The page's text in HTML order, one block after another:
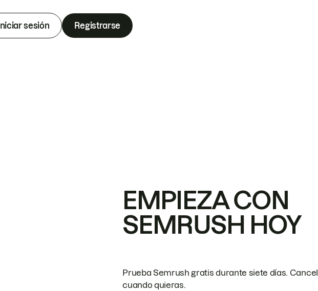
Iniciar sesión Registrarse
EMPIEZA CON
SEMRUSH HOY
Prueba Semrush gratis durante siete días.
cuando quieras.